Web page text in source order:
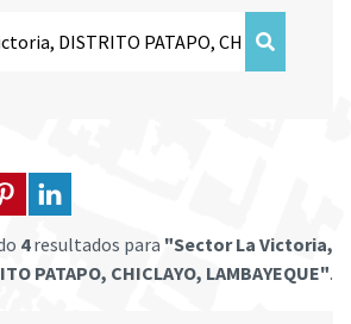
4resultados para "Sector La Victoria,
PATAPO, CHICLAYO, LAMBAYEQUE".